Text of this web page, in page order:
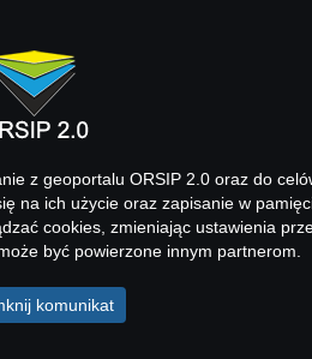
z geoportalu ORSIP 2.0 oraz do
na ich użycie oraz zapisanie w
cookies, zmieniając ustawienia
być powierzone innym partnerom.
komunikat